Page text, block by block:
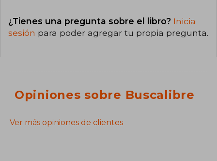
¿Tienes una pregunta sobre el libro? Inicia
sesión para poder agregar tu propia pregunta.
Opiniones sobre Buscalibre
Ver más opiniones de clientes